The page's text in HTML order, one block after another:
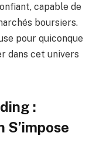
capable de
boursiers.
pour quiconque
dans cet univers
:
S’impose